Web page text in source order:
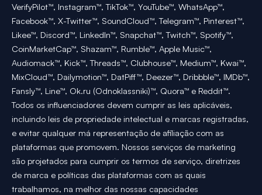
VerifyPilot™, Instagram™, TikTok™, YouTube™, WhatsApp™,
Facebook™, X-Twitter™, SoundCloud™, Telegram™, Pinterest™,
Likee™, Discord™, LinkedIn™, Snapchat™, Twitch™, Spotify™,
CoinMarketCap™, Shazam™, Rumble™, Apple Music™,
Audiomack™, Kick™, Threads™, Clubhouse™, Medium™, Kwai™,
MixCloud™, Dailymotion™, DatPiff™, Deezer™, Dribbble™, IMDb™,
Fansly™, Line™, Ok.ru (Odnoklassniki)™, Quora™ e Reddit™.
Todos os influenciadores devem cumprir as leis aplicáveis,
incluindo leis de propriedade intelectual e marcas registradas,
e evitar qualquer má representação de afiliação com as
plataformas que promovem. Nossos serviços de marketing
são projetados para cumprir os termos de serviço, diretrizes
de marca e políticas das plataformas com as quais
trabalhamos, na melhor das nossas capacidades